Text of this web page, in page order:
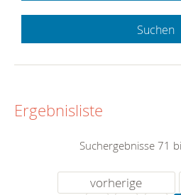
Suchen
Ergebnisliste
Suchergebnisse 71
vorherige